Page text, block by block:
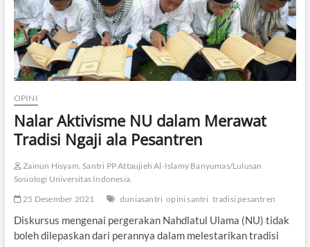
e
r
g
e
s
e
r
N
l
i
H
f
l
a
t
OPINI
Nalar Aktivisme NU dalam Merawat
Tradisi Ngaji ala Pesantren
Zainun Hisyam, Santri PP Attaujieh Al-Islamy Banyumas/Lulusan
Sosiologi Universitas Indonesia.
25 Desember 2021
duniasantri opini santri tradisi pesantren
Diskursus mengenai pergerakan Nahdlatul Ulama (NU) tidak
boleh dilepaskan dari perannya dalam melestarikan tradisi